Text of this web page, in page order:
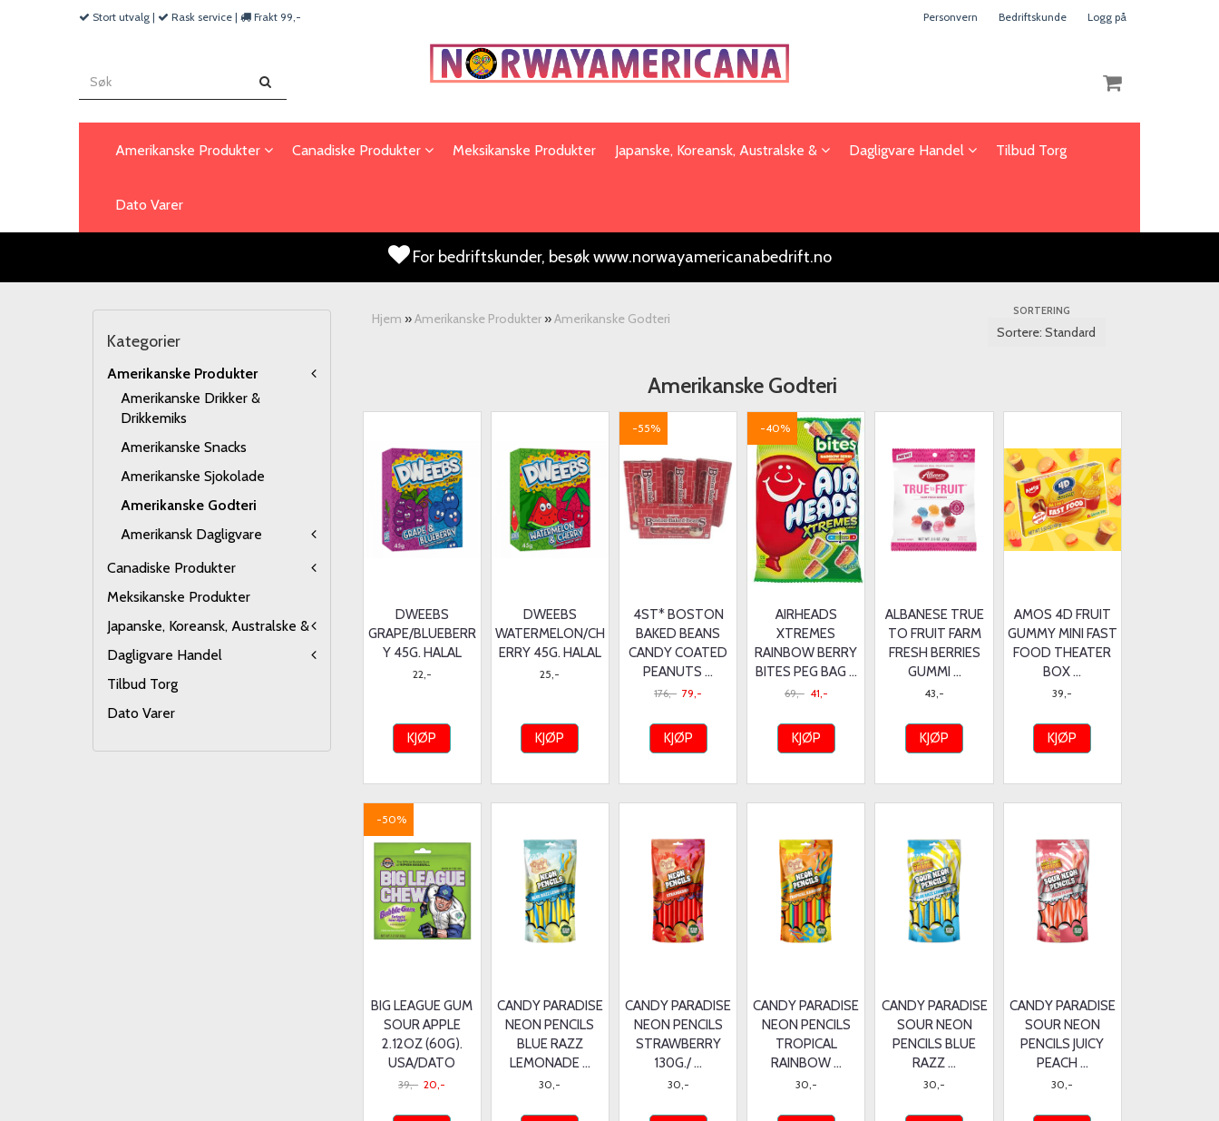
Stort utvalg | Rask service | Frakt 99,- Personvern Bedriftskunde Logg på
Amerikanske Produkter Canadiske Produkter Meksikanske Produkter Japanske, Koreansk, Australske & Dagligvare Handel Tilbud Torg
Dato Varer
For bedriftskunder, besøk www.norwayamericanabedrift.no
Kategorier
Amerikanske Produkter
Amerikanske Drikker &
Drikkemiks
Amerikanske Snacks
Amerikanske Sjokolade
Amerikanske Godteri
Amerikansk Dagligvare
Canadiske Produkter
Meksikanske Produkter
Japanske, Koreansk, Australske &
Dagligvare Handel
Tilbud Torg
Dato Varer
Hjem »Amerikanske Produkter»Amerikanske Godteri SORTERING
Amerikanske Godteri
DWEEBS
GRAPE/BLUEBERR
Y 45G. HALAL
22,-
KJØP
DWEEBS
WATERMELON/CH
ERRY 45G. HALAL
25,-
KJØP
-55%
4ST* BOSTON
BAKED BEANS
CANDY COATED
PEANUTS ...
176,- 79,-
KJØP
-40%
AIRHEADS
XTREMES
RAINBOW BERRY
BITES PEG BAG ...
69,- 41,-
KJØP
ALBANESE TRUE
TO FRUIT FARM
FRESH BERRIES
GUMMI ...
43,-
KJØP
AMOS 4D FRUIT
GUMMY MINI FAST
FOOD THEATER
BOX ...
39,-
KJØP
-50%
BIG LEAGUE GUM
SOUR APPLE
2.12OZ (60G).
USA/DATO
39,- 20,-
CANDY PARADISE
NEON PENCILS
BLUE RAZZ
LEMONADE ...
30,-
CANDY PARADISE
NEON PENCILS
STRAWBERRY
130G./ ...
30,-
CANDY PARADISE
NEON PENCILS
TROPICAL
RAINBOW ...
30,-
CANDY PARADISE
SOUR NEON
PENCILS BLUE
RAZZ ...
30,-
CANDY PARADISE
SOUR NEON
PENCILS JUICY
PEACH ...
30,-